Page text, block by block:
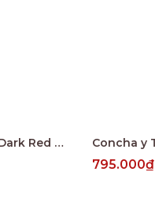
Concha y Toro Diablo Dark Red Maule Valley
795.000₫